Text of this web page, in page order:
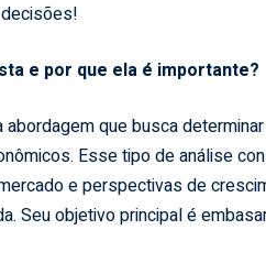
e por que ela é importante?
que busca
Esse tipo de análise
e perspectivas de
Seu objetivo principal é